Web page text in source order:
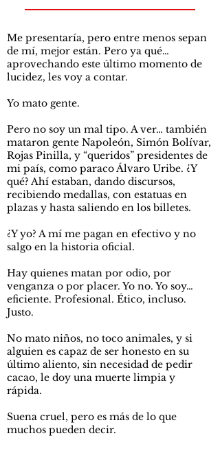
Me presentaría, pero entre menos sepan
de mí, mejor están. Pero ya qué…
aprovechando este último momento de
lucidez, les voy a contar.
Yo mato gente.
Pero no soy un mal tipo. A ver… también
mataron gente Napoleón, Simón Bolívar,
Rojas Pinilla, y “queridos” presidentes de
mi país, como paraco Álvaro Uribe. ¿Y
qué? Ahí estaban, dando discursos,
recibiendo medallas, con estatuas en
plazas y hasta saliendo en los billetes.
¿Y yo? A mí me pagan en efectivo y no
salgo en la historia oficial.
Hay quienes matan por odio, por
venganza o por placer. Yo no. Yo soy…
eficiente. Profesional. Ético, incluso.
Justo.
No mato niños, no toco animales, y si
alguien es capaz de ser honesto en su
último aliento, sin necesidad de pedir
cacao, le doy una muerte limpia y
rápida.
Suena cruel, pero es más de lo que
muchos pueden decir.